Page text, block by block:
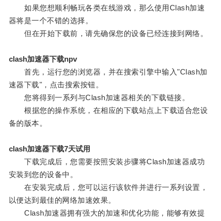
如果您想顺利畅玩各类在线游戏，那么使用Clash加速
器将是一个不错的选择。
但在开始下载前，请先确保您的设备已经连接到网络。
clash加速器下载npv
首先，运行您的浏览器，并在搜索引擎中输入"Clash加
速器下载"，点击搜索按钮。
您将得到一系列与Clash加速器相关的下载链接。
根据您的操作系统，在相应的下载站点上下载适合您设
备的版本。
clash加速器下载7天试用
下载完成后，您需要按照安装步骤将Clash加速器成功
安装到您的设备中。
在安装完成后，您可以运行该软件并进行一系列设置，
以便达到最佳的网络加速效果。
Clash加速器拥有强大的加速和优化功能，能够有效提